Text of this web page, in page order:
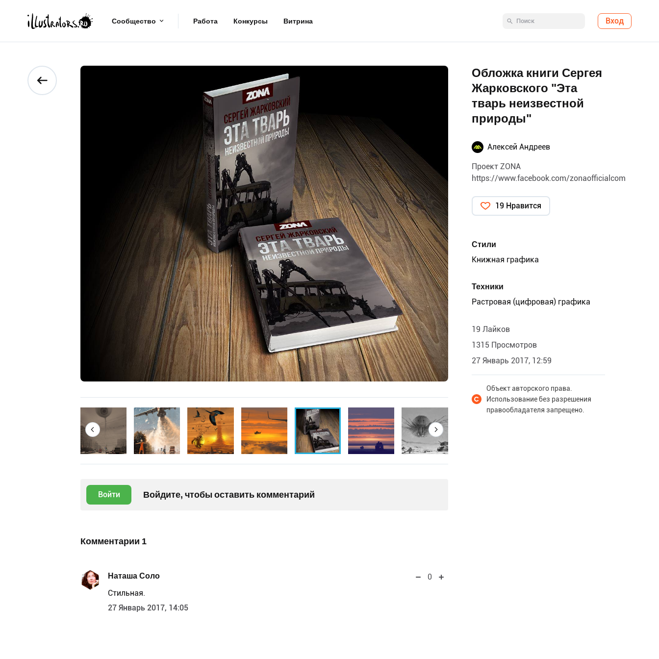
Сообщество Работа Конкурсы Витрина Вход
Войти Войдите, чтобы оставить комментарий
Комментарии 1
Наташа Соло
0
Стильная.
27 Январь 2017, 14:05
Обложка книги Сергея
Жарковского "Эта
тварь неизвестной
природы"
Алексей Андреев
Проект ZONA
https://www.facebook.com/zonaofficialcom
19 Нравится
Стили
Книжная графика
Техники
Растровая (цифровая) графика
19 Лайков
1315 Просмотров
27 Январь 2017, 12:59
Объект авторского права.
Использование без разрешения
правообладателя запрещено.